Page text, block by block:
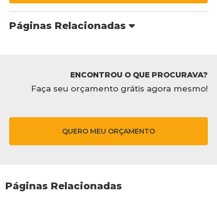
Páginas Relacionadas
ENCONTROU O QUE PROCURAVA?
Faça seu orçamento grátis agora mesmo!
QUERO MEU ORÇAMENTO
Páginas Relacionadas